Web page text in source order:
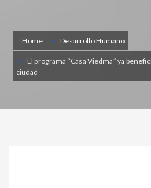
Home Desarrollo Humano
El programa “Casa Viedma” ya
ciudad